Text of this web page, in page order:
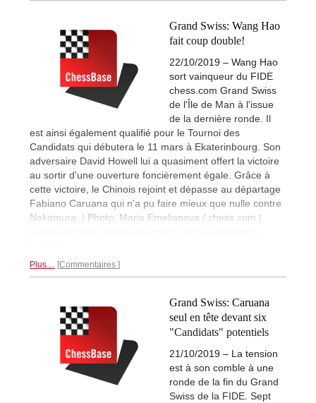
Grand Swiss: Wang Hao
fait coup double!
22/10/2019 – Wang Hao
sort vainqueur du FIDE
chess.com Grand Swiss
de l'Île de Man à l'issue
de la dernière ronde. Il
est ainsi également qualifié pour le Tournoi des
Candidats qui débutera le 11 mars à Ekaterinbourg. Son
adversaire David Howell lui a quasiment offert la victoire
au sortir d'une ouverture foncièrement égale. Grâce à
cette victoire, le Chinois rejoint et dépasse au départage
Fabiano Caruana qui n'a pu faire mieux que nulle contre
Nakamura. | Photo: Maria Emelianova / chess.com |
Plus… Commentaires
Grand Swiss: Caruana
seul en tête devant six
"Candidats" potentiels
21/10/2019 – La tension
est à son comble à une
ronde de la fin du Grand
Swiss de la FIDE. Sept